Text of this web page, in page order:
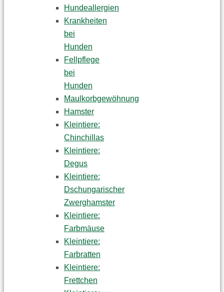
Hundeallergien
Krankheiten
bei
Hunden
Fellpflege
bei
Hunden
Maulkorbgewöhnung
Hamster
Kleintiere:
Chinchillas
Kleintiere:
Degus
Kleintiere:
Dschungarischer
Zwerghamster
Kleintiere:
Farbmäuse
Kleintiere:
Farbratten
Kleintiere:
Frettchen